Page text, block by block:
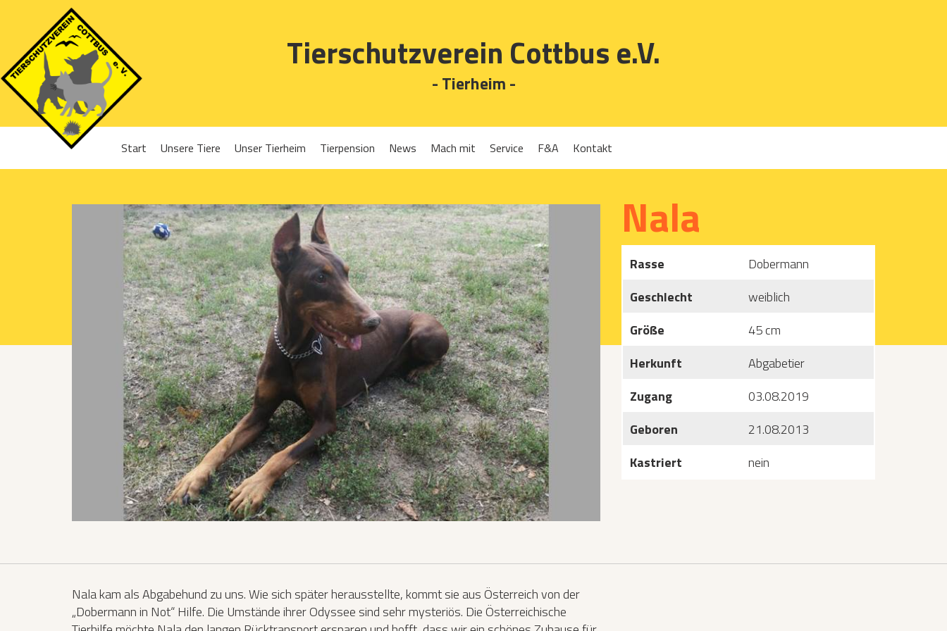
Tierschutzverein Cottbus e.V.
- Tierheim -
Start Unsere Tiere
Katzen
Kleintiere
Unser Tierheim
Projekte 2017
Projekte 2018
Projekte 2019
Projekte 2020
Projekte 2021
Projekte 2022
Projekte 2023
Projekte 2024
Organisation
Tierpension News Mach mit
Ehrenamt
Gassigehen
Mitglied werden
Patenschaften
Katzen­futterplätze
Bundesfreiwilligendienst/Praktikum
Testament
Katzen vorlesen
Service
Tierpension
F&A Kontakt
Nala
Rasse
Dobermann
Geschlecht
weiblich
Größe
45 cm
Herkunft
Abgabetier
Zugang
03.08.2019
Geboren
21.08.2013
Kastriert
nein
Nala kam als Abgabehund zu uns. Wie sich später herausstellte, kommt sie aus Österreich von der
„Dobermann in Not“ Hilfe. Die Umstände ihrer Odyssee sind sehr mysteriös. Die Österreichische